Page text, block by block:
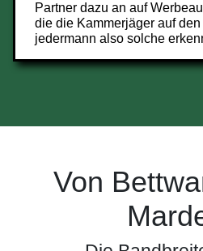
Partner dazu an auf
die die Kammerjäger auf
jedermann also solche
Von